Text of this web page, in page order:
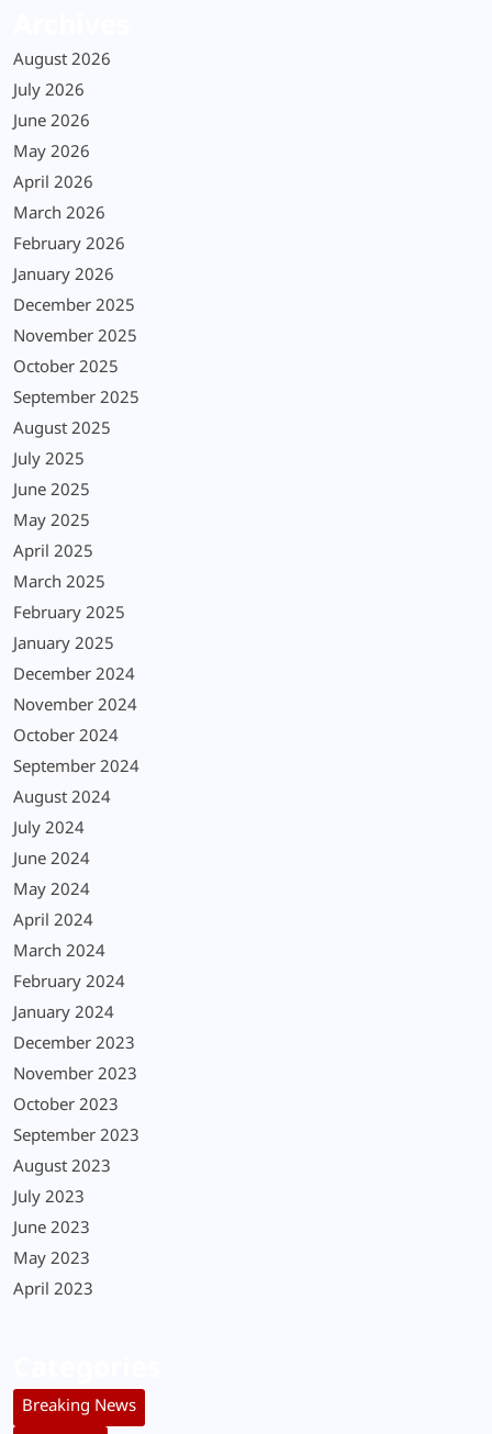
August 2026
July 2026
June 2026
May 2026
April 2026
March 2026
February 2026
January 2026
December 2025
November 2025
October 2025
September 2025
August 2025
July 2025
June 2025
May 2025
April 2025
March 2025
February 2025
January 2025
December 2024
November 2024
October 2024
September 2024
August 2024
July 2024
June 2024
May 2024
April 2024
March 2024
February 2024
January 2024
December 2023
November 2023
October 2023
September 2023
August 2023
July 2023
June 2023
May 2023
April 2023
Breaking News